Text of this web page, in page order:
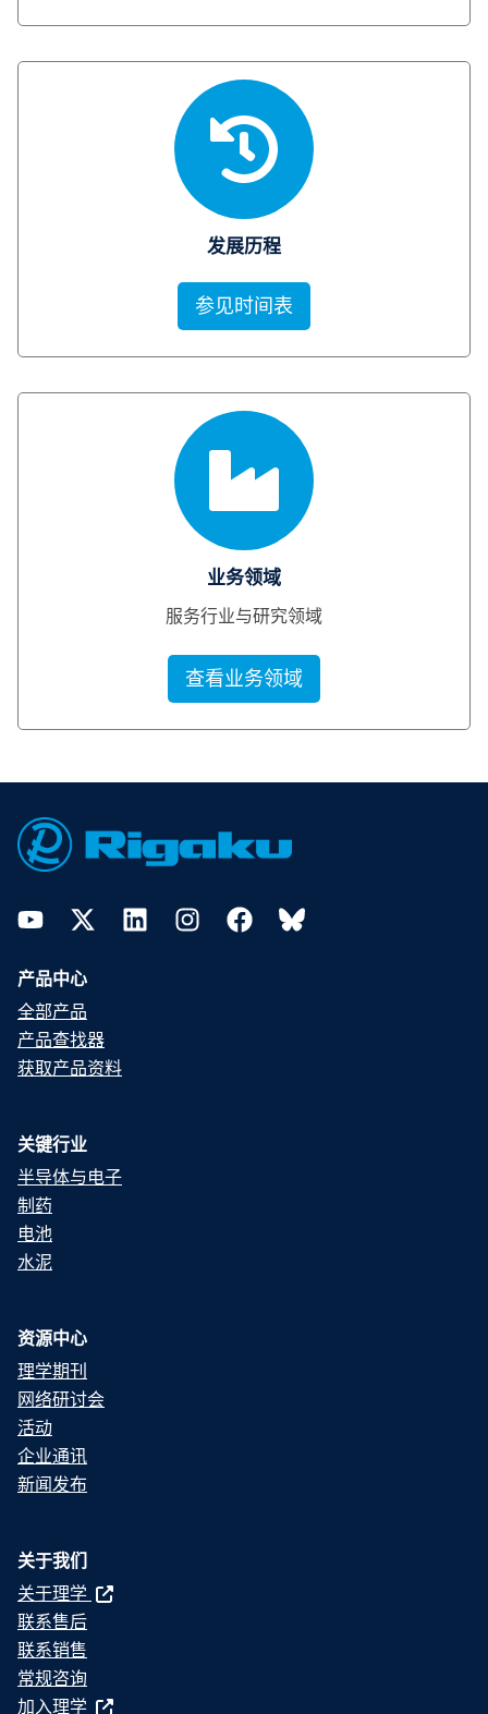
发展历程
参见时间表
业务领域
服务行业与研究领域
查看业务领域
YouTubeTwitter LinkedInInstagramFacebookBluesky
产品中心
全部产品
产品查找器
获取产品资料
关键行业
半导体与电子
制药
电池
水泥
资源中心
理学期刊
网络研讨会
活动
企业通讯
新闻发布
关于我们
关于理学
联系售后
联系销售
常规咨询
加入理学